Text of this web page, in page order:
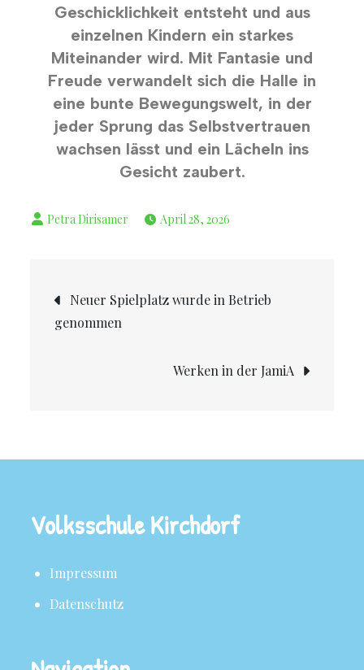
Geschicklichkeit entsteht und aus
einzelnen Kindern ein starkes
Miteinander wird. Mit Fantasie und
Freude verwandelt sich die Halle in
eine bunte Bewegungswelt, in der
jeder Sprung das Selbstvertrauen
wachsen lässt und ein Lächeln ins
Gesicht zaubert.
April 28, 2026
Neuer Spielplatz wurde in Betrieb
genommen
Werken in der JamiA
Volksschule Kirchdorf
Impressum
Datenschutz